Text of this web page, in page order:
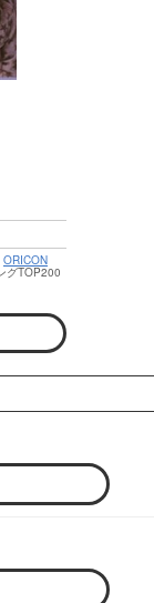
ORICON
グTOP200